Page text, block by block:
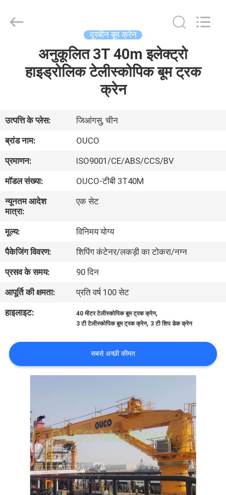
वीडियो
शो
हमारे
बारे
में
कारखाने
का
दौरा
गुणवत्ता
नियंत्रण
CONTACT
GROUP
दूरबीन बूम क्रेन
अनुकूलित 3T 40m इलेक्ट्रो
हाइड्रोलिक टेलीस्कोपिक बूम ट्रक
क्रेन
उत्पत्ति के प्लेस:
जिआंगसु, चीन
ब्रांड नाम:
OUCO
प्रमाणन:
ISO9001/CE/ABS/CCS/BV
मॉडल संख्या:
OUCO-टीबी 3T40M
न्यूनतम आदेश
मात्रा:
एक सेट
मूल्य:
विनिमय योग्य
पैकेजिंग विवरण:
शिपिंग कंटेनर/लकड़ी का टोकरा/नग्न
प्रसव के समय:
90 दिन
आपूर्ति की क्षमता:
प्रति वर्ष 100 सेट
हाइलाइट:
40 मीटर टेलीस्कोपिक बूम ट्रक क्रेन,
3 टी टेलीस्कोपिक बूम ट्रक क्रेन, 3 टी शिप डेक क्रेन
सबसे अच्छी कीमत